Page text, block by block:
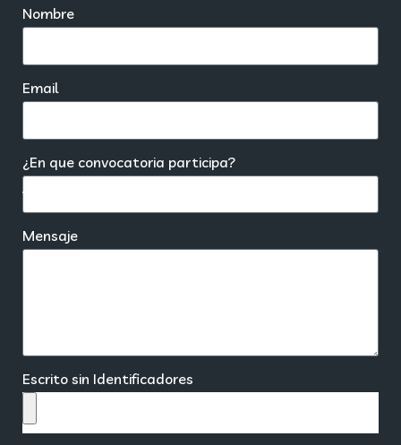
Nombre
Email
¿En que convocatoria participa?
Mensaje
Escrito sin Identificadores